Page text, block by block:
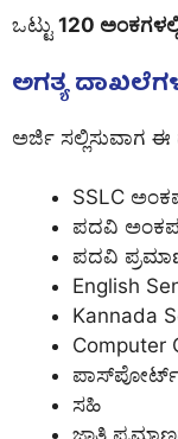
ಒಟ್ಟು 120
ಅಗತ್ಯ
ಅರ್ಜಿ ಸಲ್ಲಿಸುವಾಗ
SSLC
ಪದವಿ
ಪದವಿ
English
Kannada
Computer
ಪಾಸ್‌ಪೋರ್ಟ್
ಸಹಿ